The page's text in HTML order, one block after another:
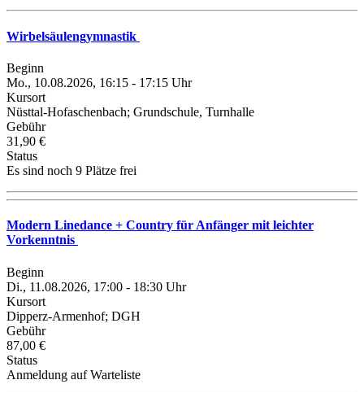
Wirbelsäulengymnastik
Beginn
Mo., 10.08.2026, 16:15 - 17:15 Uhr
Kursort
Nüsttal-Hofaschenbach; Grundschule, Turnhalle
Gebühr
31,90 €
Status
Es sind noch 9 Plätze frei
Modern Linedance + Country für Anfänger mit leichter
Vorkenntnis
Beginn
Di., 11.08.2026, 17:00 - 18:30 Uhr
Kursort
Dipperz-Armenhof; DGH
Gebühr
87,00 €
Status
Anmeldung auf Warteliste